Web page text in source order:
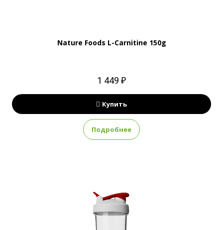
Nature Foods L-Carnitine 150g
1 449 ₽
Купить
Подробнее